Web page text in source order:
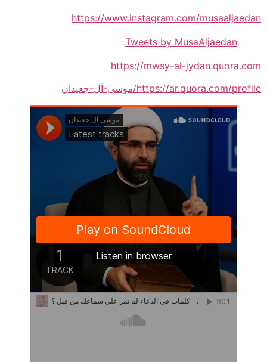
https://www.instagram.com/musaaljaedan
Tweets by MusaAljaedan
https://mwsy-al-jydan.quora.com
https://ar.quora.com/profile/موسى-آل-جعيدان